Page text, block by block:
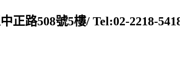
正路508號5樓/ Tel:02-2218-